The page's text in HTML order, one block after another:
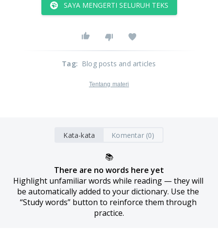
SAYA MENGERTI SELURUH TEKS
Tag: Blog posts and articles
Tentang materi
Kata-kata Komentar (0)
📚
There are no words here yet
Highlight unfamiliar words while reading — they will
be automatically added to your dictionary. Use the
“Study words” button to reinforce them through
practice.